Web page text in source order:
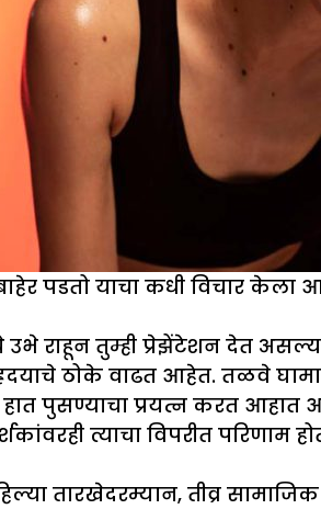
पडतो याचा कधी विचार केला
राहून तुम्ही प्रेझेंटेशन देत
ठोके वाढत आहेत. तळवे
पुसण्याचा प्रयत्न करत आहात
त्याचा विपरीत
तारखेदरम्यान, तीव्र